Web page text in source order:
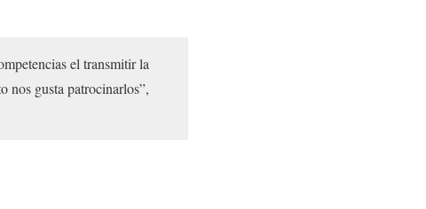
el transmitir la
nos gusta patrocinarlos”,